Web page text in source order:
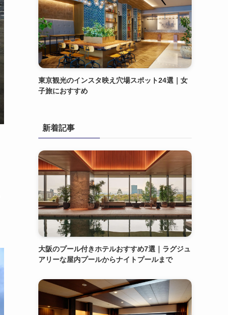
東京観光のインスタ映え穴場スポット24選｜女
子旅におすすめ
新着記事
大阪のプール付きホテルおすすめ7選｜ラグジュ
アリーな屋内プールからナイトプールまで